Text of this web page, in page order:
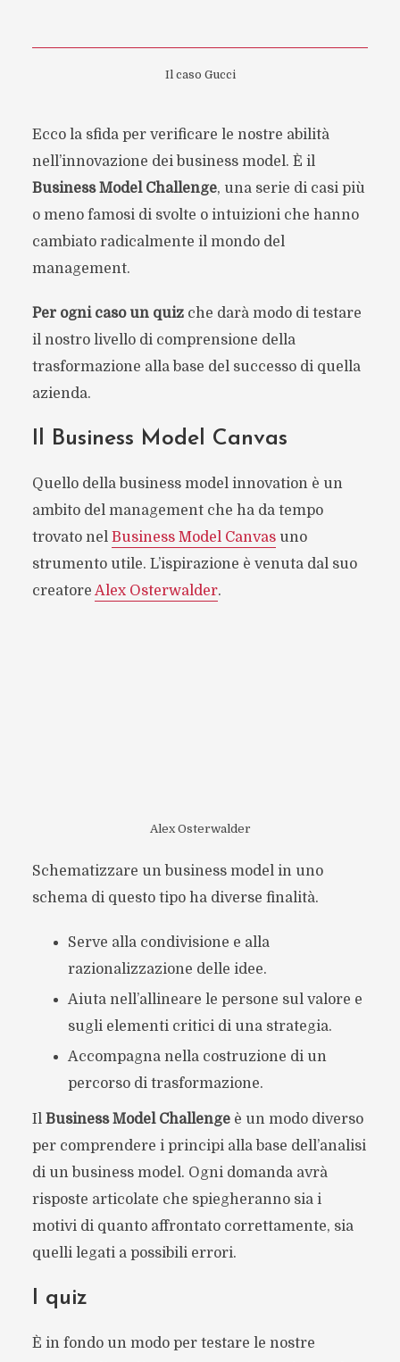
Il caso Gucci
Ecco la sfida per verificare le nostre abilità
nell’innovazione dei business model. È il
Business Model Challenge, una serie di casi più
o meno famosi di svolte o intuizioni che hanno
cambiato radicalmente il mondo del
management.
Per ogni caso un quizche darà modo di testare
il nostro livello di comprensione della
trasformazione alla base del successo di quella
azienda.
Il Business Model Canvas
Quello della business model innovation è un
ambito del management che ha da tempo
trovato nel Business Model Canvasuno
strumento utile. L’ispirazione è venuta dal suo
creatore Alex Osterwalder.
Alex Osterwalder
Schematizzare un business model in uno
schema di questo tipo ha diverse finalità.
Serve alla condivisione e alla
razionalizzazione delle idee.
Aiuta nell’allineare le persone sul valore e
sugli elementi critici di una strategia.
Accompagna nella costruzione di un
percorso di trasformazione.
Il Business Model Challengeè un modo diverso
per comprendere i principi alla base dell’analisi
di un business model. Ogni domanda avrà
risposte articolate che spiegheranno sia i
motivi di quanto affrontato correttamente, sia
quelli legati a possibili errori.
I quiz
È in fondo un modo per testare le nostre